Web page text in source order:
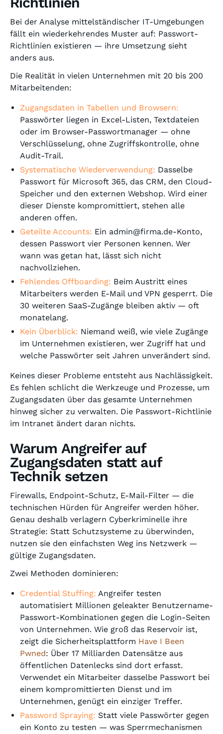
Bei der Analyse mittelständischer IT-Umgebungen
fällt ein wiederkehrendes Muster auf: Passwort-
Richtlinien existieren — ihre Umsetzung sieht
anders aus.
Die Realität in vielen Unternehmen mit 20 bis 200
Mitarbeitenden:
Zugangsdaten in Tabellen und Browsern:
Passwörter liegen in Excel-Listen, Textdateien
oder im Browser-Passwortmanager — ohne
Verschlüsselung, ohne Zugriffskontrolle, ohne
Audit-Trail.
Systematische Wiederverwendung: Dasselbe
Passwort für Microsoft 365, das CRM, den Cloud-
Speicher und den externen Webshop. Wird einer
dieser Dienste kompromittiert, stehen alle
anderen offen.
Geteilte Accounts: Ein admin@firma.de-Konto,
dessen Passwort vier Personen kennen. Wer
wann was getan hat, lässt sich nicht
nachvollziehen.
Fehlendes Offboarding: Beim Austritt eines
Mitarbeiters werden E-Mail und VPN gesperrt. Die
30 weiteren SaaS-Zugänge bleiben aktiv — oft
monatelang.
Kein Überblick: Niemand weiß, wie viele Zugänge
im Unternehmen existieren, wer Zugriff hat und
welche Passwörter seit Jahren unverändert sind.
Keines dieser Probleme entsteht aus Nachlässigkeit.
Es fehlen schlicht die Werkzeuge und Prozesse, um
Zugangsdaten über das gesamte Unternehmen
hinweg sicher zu verwalten. Die Passwort-Richtlinie
im Intranet ändert daran nichts.
Warum Angreifer auf
Zugangsdaten statt auf
Technik setzen
Firewalls, Endpoint-Schutz, E-Mail-Filter — die
technischen Hürden für Angreifer werden höher.
Genau deshalb verlagern Cyberkriminelle ihre
Strategie: Statt Schutzsysteme zu überwinden,
nutzen sie den einfachsten Weg ins Netzwerk —
gültige Zugangsdaten.
Zwei Methoden dominieren:
Credential Stuffing: Angreifer testen
automatisiert Millionen geleakter Benutzername-
Passwort-Kombinationen gegen die Login-Seiten
von Unternehmen. Wie groß das Reservoir ist,
zeigt die Sicherheitsplattform Have I Been
Pwned: Über 17 Milliarden Datensätze aus
öffentlichen Datenlecks sind dort erfasst.
Verwendet ein Mitarbeiter dasselbe Passwort bei
einem kompromittierten Dienst und im
Unternehmen, genügt ein einziger Treffer.
Password Spraying: Statt viele Passwörter gegen
ein Konto zu testen — was Sperrmechanismen